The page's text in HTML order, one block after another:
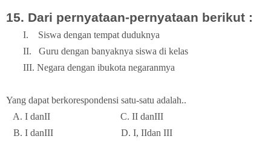
15. Dari pernyataan-pernyataan berikut :
I.
Siswa dengan tempat duduknya
II.
Guru dengan banyaknya siswa di kelas
III. Negara dengan ibukota negaranmya
Yang dapat berkorespondensi satu-satu adalah..
A. I danII
C. II danIII
B. I danIII
D. I, IIdan III